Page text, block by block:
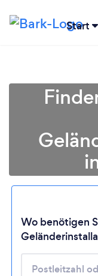
Start
Wo benötigen